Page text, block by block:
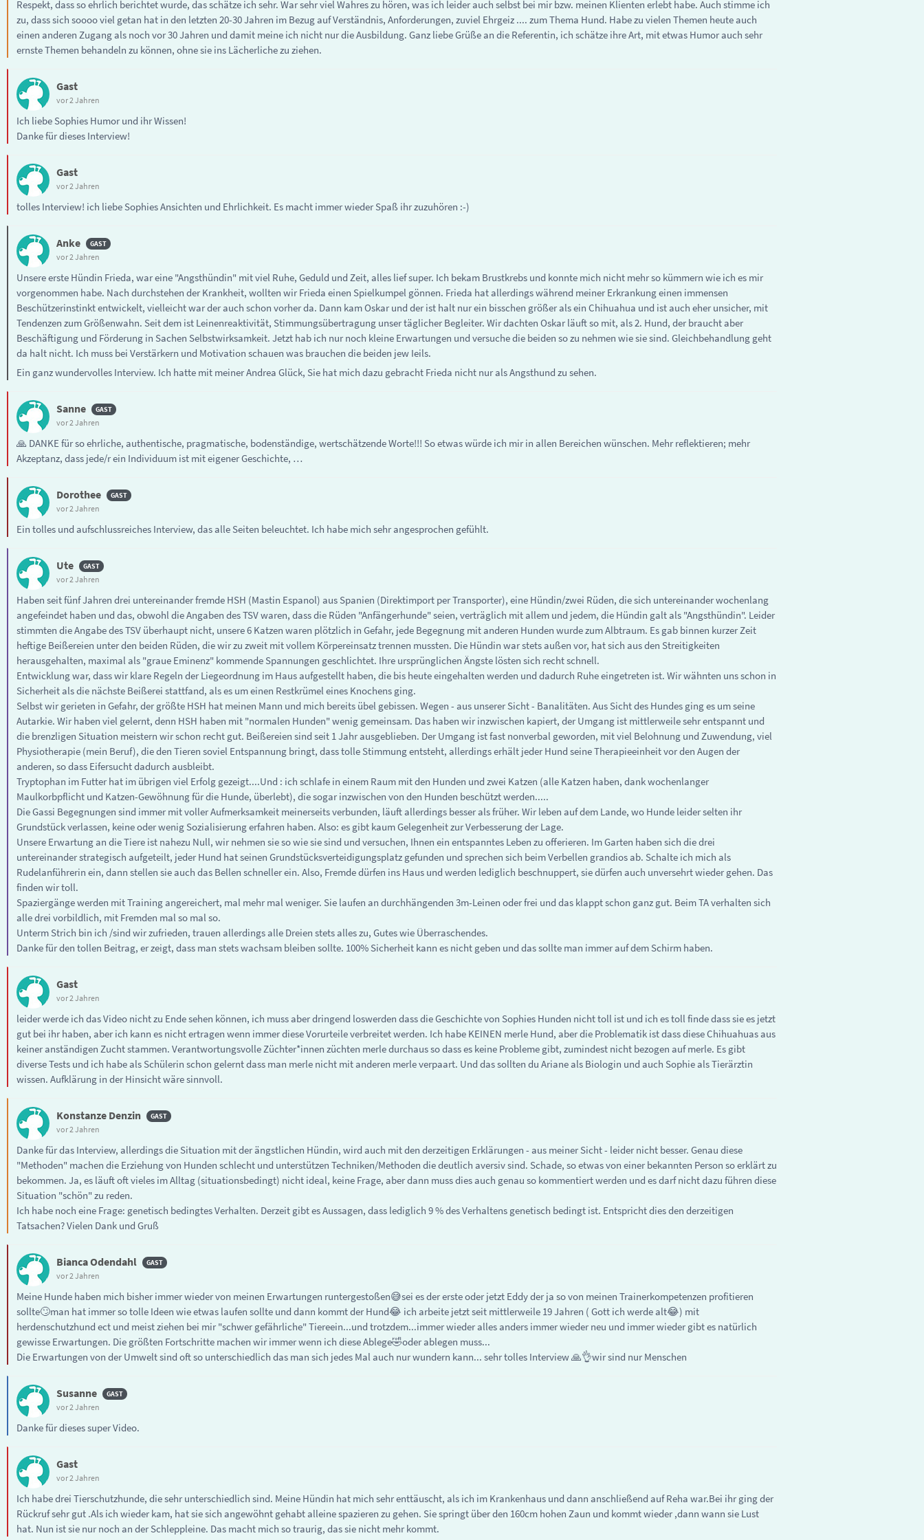
Respekt, dass so ehrlich berichtet wurde, das schätze ich sehr. War sehr viel Wahres zu hören, was ich leider auch selbst bei mir bzw. meinen Klienten erlebt habe. Auch stimme ich
zu, dass sich soooo viel getan hat in den letzten 20-30 Jahren im Bezug auf Verständnis, Anforderungen, zuviel Ehrgeiz .... zum Thema Hund. Habe zu vielen Themen heute auch
einen anderen Zugang als noch vor 30 Jahren und damit meine ich nicht nur die Ausbildung. Ganz liebe Grüße an die Referentin, ich schätze ihre Art, mit etwas Humor auch sehr
ernste Themen behandeln zu können, ohne sie ins Lächerliche zu ziehen.
Gast
vor 2 Jahren
Ich liebe Sophies Humor und ihr Wissen!
Danke für dieses Interview!
Gast
vor 2 Jahren
tolles Interview! ich liebe Sophies Ansichten und Ehrlichkeit. Es macht immer wieder Spaß ihr zuzuhören :-)
Anke
vor 2 Jahren
Unsere erste Hündin Frieda, war eine "Angsthündin" mit viel Ruhe, Geduld und Zeit, alles lief super. Ich bekam Brustkrebs und konnte mich nicht mehr so kümmern wie ich es mir
vorgenommen habe. Nach durchstehen der Krankheit, wollten wir Frieda einen Spielkumpel gönnen. Frieda hat allerdings während meiner Erkrankung einen immensen
Beschützerinstinkt entwickelt, vielleicht war der auch schon vorher da. Dann kam Oskar und der ist halt nur ein bisschen größer als ein Chihuahua und ist auch eher unsicher, mit
Tendenzen zum Größenwahn. Seit dem ist Leinenreaktivität, Stimmungsübertragung unser täglicher Begleiter. Wir dachten Oskar läuft so mit, als 2. Hund, der braucht aber
Beschäftigung und Förderung in Sachen Selbstwirksamkeit. Jetzt hab ich nur noch kleine Erwartungen und versuche die beiden so zu nehmen wie sie sind. Gleichbehandlung geht
da halt nicht. Ich muss bei Verstärkern und Motivation schauen was brauchen die beiden jew Ieils.
Ein ganz wundervolles Interview. Ich hatte mit meiner Andrea Glück, Sie hat mich dazu gebracht Frieda nicht nur als Angsthund zu sehen.
Sanne
vor 2 Jahren
🙏 DANKE für so ehrliche, authentische, pragmatische, bodenständige, wertschätzende Worte!!! So etwas würde ich mir in allen Bereichen wünschen. Mehr reflektieren; mehr
Akzeptanz, dass jede/r ein Individuum ist mit eigener Geschichte, …
Dorothee
vor 2 Jahren
Ein tolles und aufschlussreiches Interview, das alle Seiten beleuchtet. Ich habe mich sehr angesprochen gefühlt.
Ute
vor 2 Jahren
Haben seit fünf Jahren drei untereinander fremde HSH (Mastin Espanol) aus Spanien (Direktimport per Transporter), eine Hündin/zwei Rüden, die sich untereinander wochenlang
angefeindet haben und das, obwohl die Angaben des TSV waren, dass die Rüden "Anfängerhunde" seien, verträglich mit allem und jedem, die Hündin galt als "Angsthündin". Leider
stimmten die Angabe des TSV überhaupt nicht, unsere 6 Katzen waren plötzlich in Gefahr, jede Begegnung mit anderen Hunden wurde zum Albtraum. Es gab binnen kurzer Zeit
heftige Beißereien unter den beiden Rüden, die wir zu zweit mit vollem Körpereinsatz trennen mussten. Die Hündin war stets außen vor, hat sich aus den Streitigkeiten
herausgehalten, maximal als "graue Eminenz" kommende Spannungen geschlichtet. Ihre ursprünglichen Ängste lösten sich recht schnell.
Entwicklung war, dass wir klare Regeln der Liegeordnung im Haus aufgestellt haben, die bis heute eingehalten werden und dadurch Ruhe eingetreten ist. Wir wähnten uns schon in
Sicherheit als die nächste Beißerei stattfand, als es um einen Restkrümel eines Knochens ging.
Selbst wir gerieten in Gefahr, der größte HSH hat meinen Mann und mich bereits übel gebissen. Wegen - aus unserer Sicht - Banalitäten. Aus Sicht des Hundes ging es um seine
Autarkie. Wir haben viel gelernt, denn HSH haben mit "normalen Hunden" wenig gemeinsam. Das haben wir inzwischen kapiert, der Umgang ist mittlerweile sehr entspannt und
die brenzligen Situation meistern wir schon recht gut. Beißereien sind seit 1 Jahr ausgeblieben. Der Umgang ist fast nonverbal geworden, mit viel Belohnung und Zuwendung, viel
Physiotherapie (mein Beruf), die den Tieren soviel Entspannung bringt, dass tolle Stimmung entsteht, allerdings erhält jeder Hund seine Therapieeinheit vor den Augen der
anderen, so dass Eifersucht dadurch ausbleibt.
Tryptophan im Futter hat im übrigen viel Erfolg gezeigt....Und : ich schlafe in einem Raum mit den Hunden und zwei Katzen (alle Katzen haben, dank wochenlanger
Maulkorbpflicht und Katzen-Gewöhnung für die Hunde, überlebt), die sogar inzwischen von den Hunden beschützt werden.....
Die Gassi Begegnungen sind immer mit voller Aufmerksamkeit meinerseits verbunden, läuft allerdings besser als früher. Wir leben auf dem Lande, wo Hunde leider selten ihr
Grundstück verlassen, keine oder wenig Sozialisierung erfahren haben. Also: es gibt kaum Gelegenheit zur Verbesserung der Lage.
Unsere Erwartung an die Tiere ist nahezu Null, wir nehmen sie so wie sie sind und versuchen, Ihnen ein entspanntes Leben zu offerieren. Im Garten haben sich die drei
untereinander strategisch aufgeteilt, jeder Hund hat seinen Grundstücksverteidigungsplatz gefunden und sprechen sich beim Verbellen grandios ab. Schalte ich mich als
Rudelanführerin ein, dann stellen sie auch das Bellen schneller ein. Also, Fremde dürfen ins Haus und werden lediglich beschnuppert, sie dürfen auch unversehrt wieder gehen. Das
finden wir toll.
Spaziergänge werden mit Training angereichert, mal mehr mal weniger. Sie laufen an durchhängenden 3m-Leinen oder frei und das klappt schon ganz gut. Beim TA verhalten sich
alle drei vorbildlich, mit Fremden mal so mal so.
Unterm Strich bin ich /sind wir zufrieden, trauen allerdings alle Dreien stets alles zu, Gutes wie Überraschendes.
Danke für den tollen Beitrag, er zeigt, dass man stets wachsam bleiben sollte. 100% Sicherheit kann es nicht geben und das sollte man immer auf dem Schirm haben.
Gast
vor 2 Jahren
leider werde ich das Video nicht zu Ende sehen können, ich muss aber dringend loswerden dass die Geschichte von Sophies Hunden nicht toll ist und ich es toll finde dass sie es jetzt
gut bei ihr haben, aber ich kann es nicht ertragen wenn immer diese Vorurteile verbreitet werden. Ich habe KEINEN merle Hund, aber die Problematik ist dass diese Chihuahuas aus
keiner anständigen Zucht stammen. Verantwortungsvolle Züchter*innen züchten merle durchaus so dass es keine Probleme gibt, zumindest nicht bezogen auf merle. Es gibt
diverse Tests und ich habe als Schülerin schon gelernt dass man merle nicht mit anderen merle verpaart. Und das sollten du Ariane als Biologin und auch Sophie als Tierärztin
wissen. Aufklärung in der Hinsicht wäre sinnvoll.
Konstanze Denzin
vor 2 Jahren
Danke für das Interview, allerdings die Situation mit der ängstlichen Hündin, wird auch mit den derzeitigen Erklärungen - aus meiner Sicht - leider nicht besser. Genau diese
"Methoden" machen die Erziehung von Hunden schlecht und unterstützen Techniken/Methoden die deutlich aversiv sind. Schade, so etwas von einer bekannten Person so erklärt zu
bekommen. Ja, es läuft oft vieles im Alltag (situationsbedingt) nicht ideal, keine Frage, aber dann muss dies auch genau so kommentiert werden und es darf nicht dazu führen diese
Situation "schön" zu reden.
Ich habe noch eine Frage: genetisch bedingtes Verhalten. Derzeit gibt es Aussagen, dass lediglich 9 % des Verhaltens genetisch bedingt ist. Entspricht dies den derzeitigen
Tatsachen? Vielen Dank und Gruß
Bianca Odendahl
vor 2 Jahren
Meine Hunde haben mich bisher immer wieder von meinen Erwartungen runtergestoßen😅sei es der erste oder jetzt Eddy der ja so von meinen Trainerkompetenzen profitieren
sollte🙄man hat immer so tolle Ideen wie etwas laufen sollte und dann kommt der Hund😂 ich arbeite jetzt seit mittlerweile 19 Jahren ( Gott ich werde alt😂) mit
herdenschutzhund ect und meist ziehen bei mir "schwer gefährliche" Tiereein...und trotzdem...immer wieder alles anders immer wieder neu und immer wieder gibt es natürlich
gewisse Erwartungen. Die größten Fortschritte machen wir immer wenn ich diese Ablege🤣oder ablegen muss...
Die Erwartungen von der Umwelt sind oft so unterschiedlich das man sich jedes Mal auch nur wundern kann... sehr tolles Interview 🙏👌wir sind nur Menschen
Susanne
vor 2 Jahren
Danke für dieses super Video.
Gast
vor 2 Jahren
Ich habe drei Tierschutzhunde, die sehr unterschiedlich sind. Meine Hündin hat mich sehr enttäuscht, als ich im Krankenhaus und dann anschließend auf Reha war.Bei ihr ging der
Rückruf sehr gut .Als ich wieder kam, hat sie sich angewöhnt gehabt alleine spazieren zu gehen. Sie springt über den 160cm hohen Zaun und kommt wieder ,dann wann sie Lust
hat. Nun ist sie nur noch an der Schleppleine. Das macht mich so traurig, das sie nicht mehr kommt.